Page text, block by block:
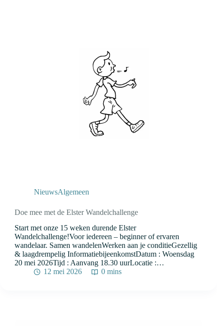
NieuwsAlgemeen
Doe mee met de Elster Wandelchallenge
Start met onze 15 weken durende Elster
Wandelchallenge!Voor iedereen – beginner of ervaren
wandelaar. Samen wandelenWerken aan je conditieGezellig
& laagdrempelig InformatiebijeenkomstDatum : Woensdag
20 mei 2026Tijd : Aanvang 18.30 uurLocatie :…
12 mei 2026
0 mins